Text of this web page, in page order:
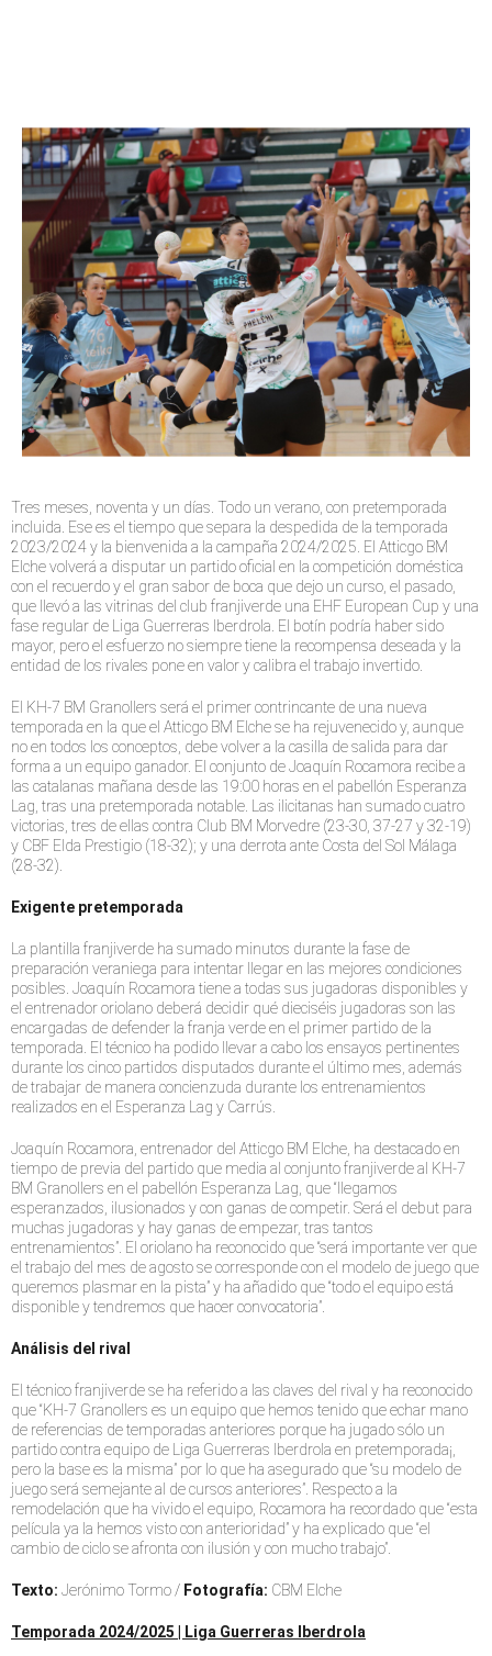
Tres meses, noventa y un días. Todo un verano, con pretemporada
incluida. Ese es el tiempo que separa la despedida de la temporada
2023/2024 y la bienvenida a la campaña 2024/2025. El Atticgo BM
Elche volverá a disputar un partido oficial en la competición doméstica
con el recuerdo y el gran sabor de boca que dejo un curso, el pasado,
que llevó a las vitrinas del club franjiverde una EHF European Cup y una
fase regular de Liga Guerreras Iberdrola. El botín podría haber sido
mayor, pero el esfuerzo no siempre tiene la recompensa deseada y la
entidad de los rivales pone en valor y calibra el trabajo invertido.
El KH-7 BM Granollers será el primer contrincante de una nueva
temporada en la que el Atticgo BM Elche se ha rejuvenecido y, aunque
no en todos los conceptos, debe volver a la casilla de salida para dar
forma a un equipo ganador. El conjunto de Joaquín Rocamora recibe a
las catalanas mañana desde las 19:00 horas en el pabellón Esperanza
Lag, tras una pretemporada notable. Las ilicitanas han sumado cuatro
victorias, tres de ellas contra Club BM Morvedre (23-30, 37-27 y 32-19)
y CBF Elda Prestigio (18-32); y una derrota ante Costa del Sol Málaga
(28-32).
Exigente pretemporada
La plantilla franjiverde ha sumado minutos durante la fase de
preparación veraniega para intentar llegar en las mejores condiciones
posibles. Joaquín Rocamora tiene a todas sus jugadoras disponibles y
el entrenador oriolano deberá decidir qué dieciséis jugadoras son las
encargadas de defender la franja verde en el primer partido de la
temporada. El técnico ha podido llevar a cabo los ensayos pertinentes
durante los cinco partidos disputados durante el último mes, además
de trabajar de manera concienzuda durante los entrenamientos
realizados en el Esperanza Lag y Carrús.
Joaquín Rocamora, entrenador del Atticgo BM Elche, ha destacado en
tiempo de previa del partido que media al conjunto franjiverde al KH-7
BM Granollers en el pabellón Esperanza Lag, que “llegamos
esperanzados, ilusionados y con ganas de competir. Será el debut para
muchas jugadoras y hay ganas de empezar, tras tantos
entrenamientos”. El oriolano ha reconocido que “será importante ver que
el trabajo del mes de agosto se corresponde con el modelo de juego que
queremos plasmar en la pista” y ha añadido que “todo el equipo está
disponible y tendremos que hacer convocatoria”.
Análisis del rival
El técnico franjiverde se ha referido a las claves del rival y ha reconocido
que “KH-7 Granollers es un equipo que hemos tenido que echar mano
de referencias de temporadas anteriores porque ha jugado sólo un
partido contra equipo de Liga Guerreras Iberdrola en pretemporada¡,
pero la base es la misma” por lo que ha asegurado que “su modelo de
juego será semejante al de cursos anteriores”. Respecto a la
remodelación que ha vivido el equipo, Rocamora ha recordado que “esta
película ya la hemos visto con anterioridad” y ha explicado que “el
cambio de ciclo se afronta con ilusión y con mucho trabajo”.
Texto: Jerónimo Tormo / Fotografía: CBM Elche
Temporada 2024/2025 | Liga Guerreras Iberdrola